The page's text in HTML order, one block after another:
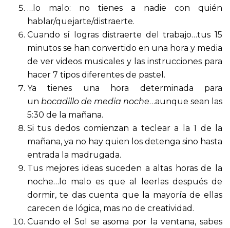
…lo malo: no tienes a nadie con quién
hablar/quejarte/distraerte.
Cuando sí logras distraerte del trabajo…tus 15
minutos se han convertido en una hora y media
de ver videos musicales y las instrucciones para
hacer 7 tipos diferentes de pastel.
Ya tienes una hora determinada para
un bocadillo de media noche…aunque sean las
5:30 de la mañana.
Si tus dedos comienzan a teclear a la 1 de la
mañana, ya no hay quien los detenga sino hasta
entrada la madrugada.
Tus mejores ideas suceden a altas horas de la
noche…lo malo es que al leerlas después de
dormir, te das cuenta que la mayoría de ellas
carecen de lógica, mas no de creatividad.
Cuando el Sol se asoma por la ventana, sabes